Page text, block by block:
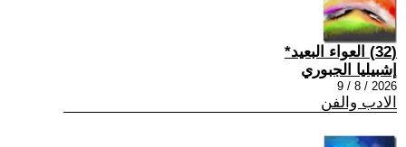
(32) العواء البعيد*
إشبيليا الجبوري
2026 / 8 / 9
الادب والفن